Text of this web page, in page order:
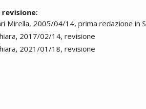
revisione:
Mirella, 2005/04/14, prima redazione in
2017/02/14, revisione
2021/01/18, revisione